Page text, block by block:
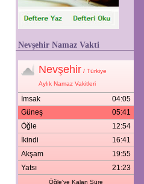
Nevşehir Namaz Vakti